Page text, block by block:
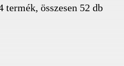
termék, összesen 52 db